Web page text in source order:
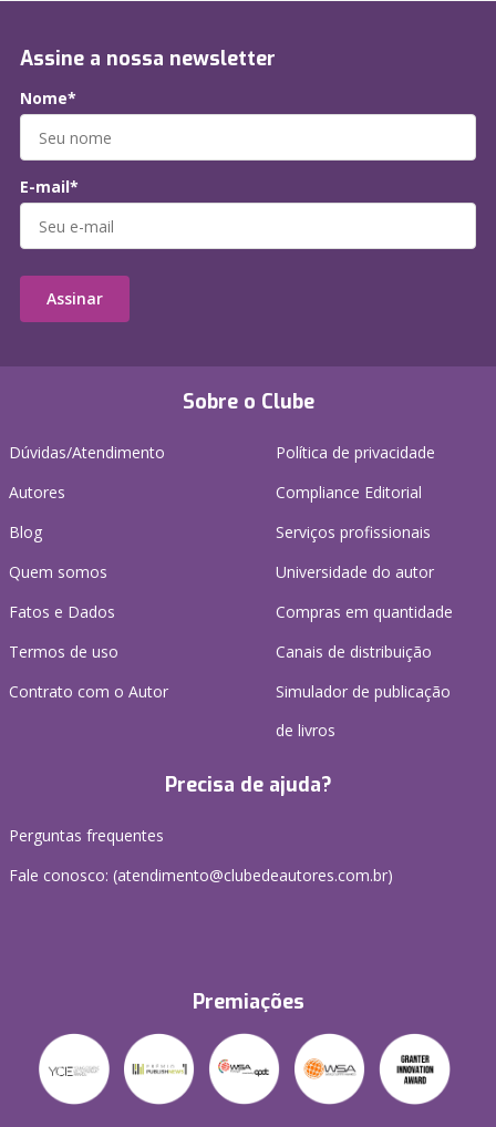
Sobre o Clube
Dúvidas/Atendimento
Autores
Blog
Quem somos
Fatos e Dados
Termos de uso
Contrato com o Autor
Política de privacidade
Compliance Editorial
Serviços profissionais
Universidade do autor
Compras em quantidade
Canais de distribuição
Simulador de publicação
de livros
Precisa de ajuda?
Perguntas frequentes
Fale conosco: (atendimento@clubedeautores.com.br)
Premiações
Assine a nossa newsletter
Nome*
E-mail*
Assinar